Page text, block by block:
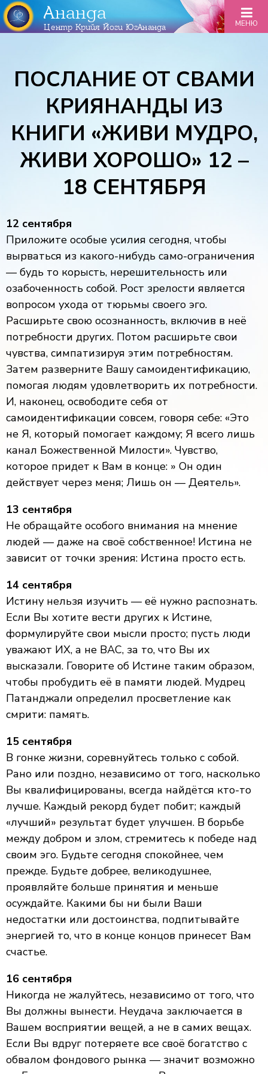
Ананда
Центр Крийя Йоги ЮгАнанда МЕНЮ
ПОСЛАНИЕ ОТ СВАМИ
КРИЯНАНДЫ ИЗ
КНИГИ «ЖИВИ МУДРО,
ЖИВИ ХОРОШО» 12 –
18 СЕНТЯБРЯ
12 сентября
Приложите особые усилия сегодня, чтобы
вырваться из какого-нибудь само-ограничения
— будь то корысть, нерешительность или
озабоченность собой. Рост зрелости является
вопросом ухода от тюрьмы своего эго.
Расширьте свою осознанность, включив в неё
потребности других. Потом расширьте свои
чувства, симпатизируя этим потребностям.
Затем разверните Вашу самоидентификацию,
помогая людям удовлетворить их потребности.
И, наконец, освободите себя от
самоидентификации совсем, говоря себе: «Это
не Я, который помогает каждому; Я всего лишь
канал Божественной Милости». Чувство,
которое придет к Вам в конце: » Он один
действует через меня; Лишь он — Деятель».
13 сентября
Не обращайте особого внимания на мнение
людей — даже на своё собственное! Истина не
зависит от точки зрения: Истина просто есть.
14 сентября
Истину нельзя изучить — её нужно распознать.
Если Вы хотите вести других к Истине,
формулируйте свои мысли просто; пусть люди
уважают ИХ, а не ВАС, за то, что Вы их
высказали. Говорите об Истине таким образом,
чтобы пробудить её в памяти людей. Мудрец
Патанджали определил просветление как
смрити: память.
15 сентября
В гонке жизни, соревнуйтесь только с собой.
Рано или поздно, независимо от того, насколько
Вы квалифицированы, всегда найдётся кто-то
лучше. Каждый рекорд будет побит; каждый
«лучший» результат будет улучшен. В борьбе
между добром и злом, стремитесь к победе над
своим эго. Будьте сегодня спокойнее, чем
прежде. Будьте добрее, великодушнее,
проявляйте больше принятия и меньше
осуждайте. Какими бы ни были Ваши
недостатки или достоинства, подпитывайте
энергией то, что в конце концов принесет Вам
счастье.
16 сентября
Никогда не жалуйтесь, независимо от того, что
Вы должны вынести. Неудача заключается в
Вашем восприятии вещей, а не в самих вещах.
Если Вы вдруг потеряете все своё богатство с
обвалом фондового рынка — значит возможно